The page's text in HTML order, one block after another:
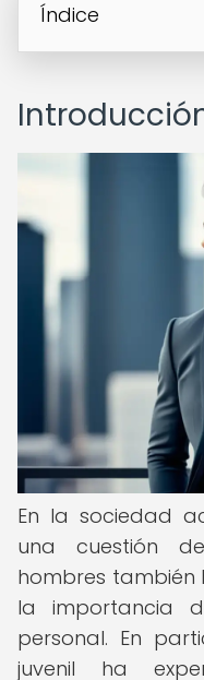
Índice
En la sociedad
una cuestión
hombres
la importancia
personal. En
juvenil ha